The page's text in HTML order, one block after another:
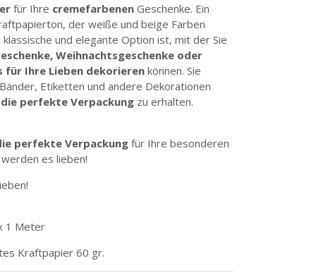
für Ihre cremefarbenen Geschenke. Ein
der weiße und beige Farben
klassische und elegante Option ist, mit der Sie
Weihnachtsgeschenke oder
für Ihre Lieben dekorieren können. Sie
Etiketten und andere Dekorationen
die perfekte Verpackung zu erhalten.
perfekte Verpackungfür Ihre besonderen
es lieben!
1 Meter
Kraftpapier 60 gr.